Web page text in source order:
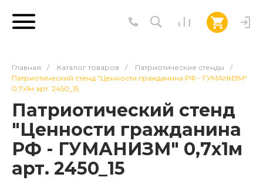
Главная / Каталог товаров / Патриотические стенды
/
Патриотический стенд "Ценности гражданина РФ - ГУМАНИЗМ"
0,7х1м арт. 2450_15
Патриотический стенд
"Ценности гражданина
РФ - ГУМАНИЗМ" 0,7х1м
арт. 2450_15